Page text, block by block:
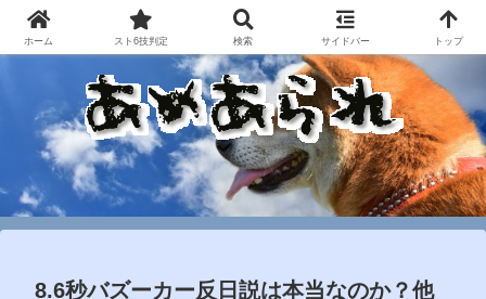
8.6秒バズーカー反日説は本当なのか？他
ホーム スト6技判定 検索 サイドバー トップ